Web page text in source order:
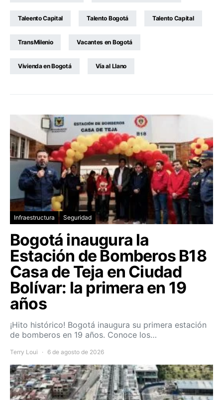
Taleento Capital Talento Bogotá Talento Capital
TransMilenio Vacantes en Bogotá
Vivienda en Bogotá Vía al Llano
Infraestructura Seguridad
Bogotá inaugura la
Estación de Bomberos B18
Casa de Teja en Ciudad
Bolívar: la primera en 19
años
¡Hito histórico! Bogotá inaugura su primera estación
de bomberos en 19 años. Conoce los…
Terry Loui 6 de agosto de 2026